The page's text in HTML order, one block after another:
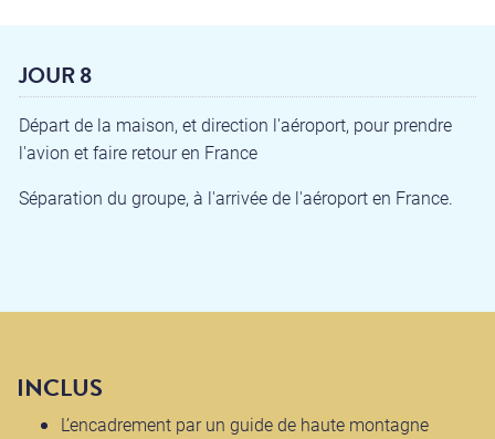
JOUR 8
Départ de la maison, et direction l'aéroport, pour prendre
l'avion et faire retour en France
Séparation du groupe, à l'arrivée de l'aéroport en France.
INCLUS
L’encadrement par un guide de haute montagne